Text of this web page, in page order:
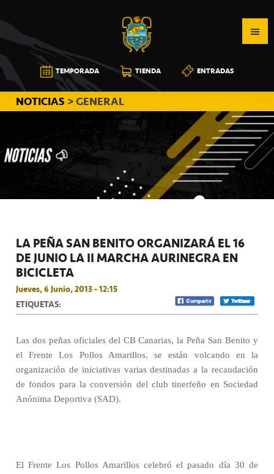
a
la
navegación
principal
al
contenido
principal
a
la
barra
lateral
principal
CB
CANARIAS
TEMPORADA TIENDA ENTRADAS
NOTICIAS > GENERAL
LA PEÑA SAN BENITO ORGANIZARÁ EL 16
DE JUNIO LA II MARCHA AURINEGRA EN
BICICLETA
Jueves, 6 Junio, 2013 - 12:15
ETIQUETAS:
Las dos peñas oficiales del CB Canarias, la Peña San Benito y
el Frente Los Pollos Amarillos, se están volcando en la
organización de iniciativas varias destinadas a la recaudación
de fondos para la conversión del club tinerfeño en Sociedad
Anónima Deportiva (SAD).
El Frente Los Pollos Amarillos celebró el pasado día 30 de